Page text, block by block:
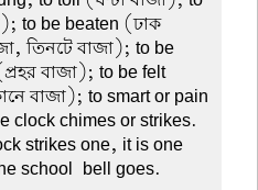
to be beaten (ঢাক
তিনটে বাজা); to be
বাজা); to be felt
বাজা); to smart or pain
clock chimes or strikes.
strikes one, it is one
school-bell goes.